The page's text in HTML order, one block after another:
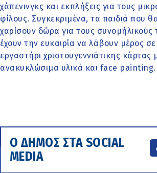
χάπενινγκς και εκπλήξεις για τους
φίλους. Συγκεκριμένα, τα παιδιά που
χαρίσουν δώρα για τους συνομήλικούς
έχουν την ευκαιρία να λάβουν μέρος σε
εργαστήρι χριστουγεννιάτικης κάρτας
ανακυκλώσιμα υλικά και face painting.
Ο ΔΗΜΟΣ ΣΤΑ SOCIAL
MEDIA